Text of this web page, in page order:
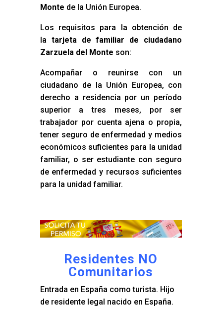
Monte de la Unión Europea.
Los requisitos para la obtención de
la tarjeta de familiar de ciudadano
Zarzuela del Monte son:
Acompañar o reunirse con un
ciudadano de la Unión Europea, con
derecho a residencia por un período
superior a tres meses, por ser
trabajador por cuenta ajena o propia,
tener seguro de enfermedad y medios
económicos suficientes para la unidad
familiar, o ser estudiante con seguro
de enfermedad y recursos suficientes
para la unidad familiar.
Residentes NO
Comunitarios
Entrada en España como turista. Hijo
de residente legal nacido en España.